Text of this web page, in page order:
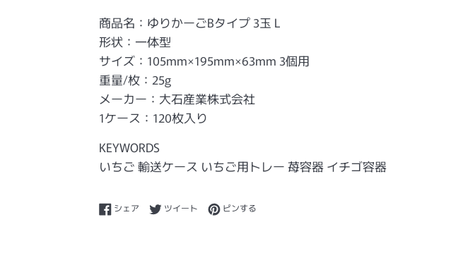
商品名：ゆりかーごBタイプ 3玉 L
形状：一体型
サイズ：105mm×195mm×63mm 3個用
重量/枚：25g
メーカー：大石産業株式会社
1ケース：120枚入り
KEYWORDS
いちご 輸送ケース いちご用トレー 苺容器 イチゴ容器
シェア Facebookでシェアする
ツイート Twitterに投稿する
ピンする